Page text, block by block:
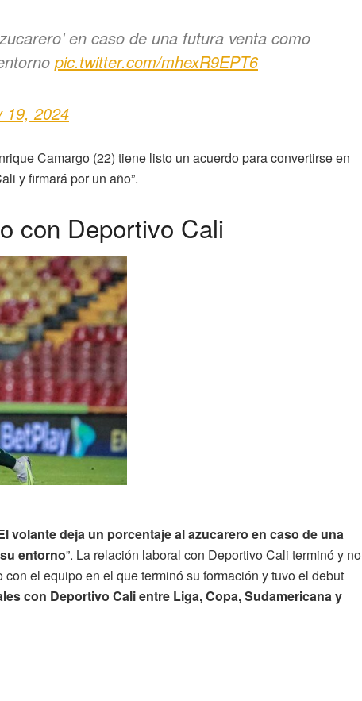
en caso de una futura venta como
pic.twitter.com/mhexR9EPT6
19, 2024
Camargo (22) tiene listo un acuerdo para convertirse en
y firmará por un año”.
con Deportivo Cali
volante deja un porcentaje al azucarero en caso de una
entorno”. La relación laboral con Deportivo Cali terminó y no
el equipo en el que terminó su formación y tuvo el debut
con Deportivo Cali entre Liga, Copa, Sudamericana y